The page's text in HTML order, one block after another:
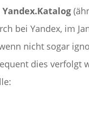
Yandex.Katalog
bei Yandex, im
nicht sogar
dies verfolgt